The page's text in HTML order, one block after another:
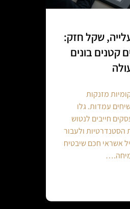
שקל חזק:
קטנים בונים
מזנקות
עמדות. גלו
חייבים לנטוש
הסטנדרטיות ולעבור
אשראי חכם שיבטיח